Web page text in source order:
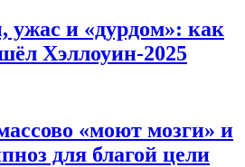
ужас и «дурдом»: как
Хэллоуин-2025
«моют мозги» и
для благой цели